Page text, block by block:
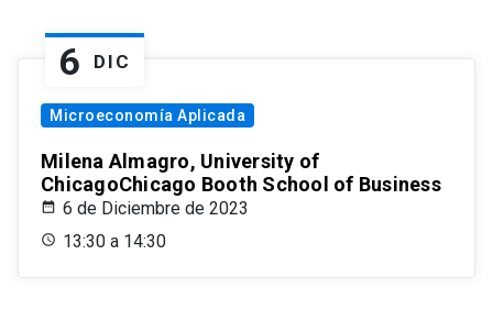
6 DIC
Microeconomía Aplicada
Milena Almagro, University of
ChicagoChicago Booth School of Business
6 de Diciembre de 2023
13:30 a 14:30